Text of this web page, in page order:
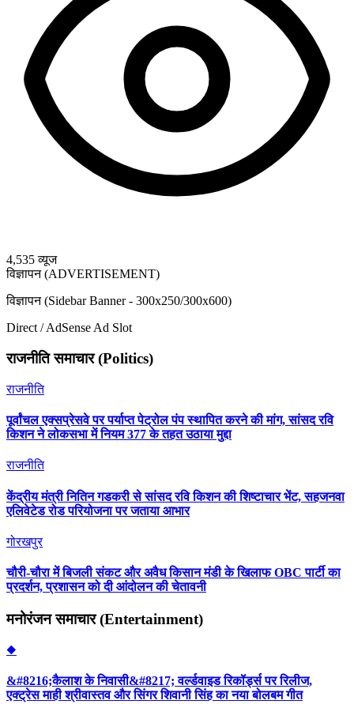
4,535व्यूज
विज्ञापन (ADVERTISEMENT)
विज्ञापन (Sidebar Banner - 300x250/300x600)
Direct / AdSense Ad Slot
राजनीति समाचार (Politics)
राजनीति
पूर्वांचल एक्सप्रेसवे पर पर्याप्त पेट्रोल पंप स्थापित करने की मांग, सांसद रवि
किशन ने लोकसभा में नियम 377 के तहत उठाया मुद्दा
राजनीति
केंद्रीय मंत्री नितिन गडकरी से सांसद रवि किशन की शिष्टाचार भेंट, सहजनवा
एलिवेटेड रोड परियोजना पर जताया आभार
गोरखपुर
चौरी-चौरा में बिजली संकट और अवैध किसान मंडी के खिलाफ OBC पार्टी का
प्रदर्शन, प्रशासन को दी आंदोलन की चेतावनी
मनोरंजन समाचार (Entertainment)
◆
&#8216;कैलाश के निवासी&#8217; वर्ल्डवाइड रिकॉर्ड्स पर रिलीज,
एक्ट्रेस माही श्रीवास्तव और सिंगर शिवानी सिंह का नया बोलबम गीत